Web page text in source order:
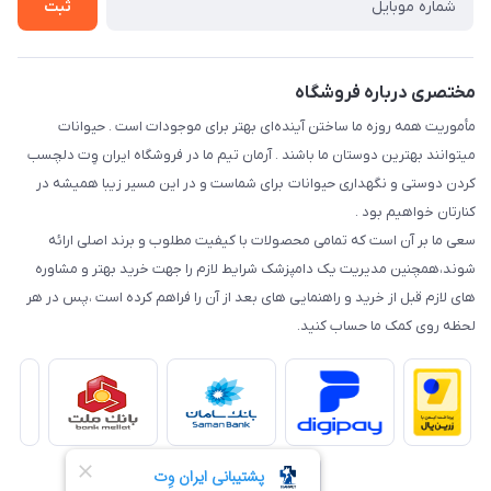
ثبت
مختصری درباره فروشگاه
مأموریت همه روزه ما ساختن آینده‌ای بهتر برای موجودات است . حیوانات
میتوانند بهترین دوستان ما باشند . آرمان تیم ما در فروشگاه ایران وِت دلچسب
کردن دوستی و نگهداری حیوانات برای شماست و در این مسیر زیبا همیشه در
کنارتان خواهیم بود .
سعی ما بر آن است که تمامی محصولات با کیفیت مطلوب و برند اصلی ارائه
شوند،همچنین مدیریت یک دامپزشک شرایط لازم را جهت خرید بهتر و مشاوره
های لازم قبل از خرید و راهنمایی های بعد از آن را فراهم کرده است ،پس در هر
لحظه روی کمک ما حساب کنید.